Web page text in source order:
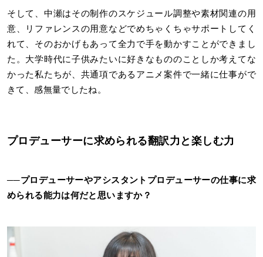
そして、中瀬はその制作のスケジュール調整や素材関連の用
意、リファレンスの用意などでめちゃくちゃサポートしてく
れて、そのおかげもあって全力で手を動かすことができまし
た。大学時代に子供みたいに好きなもののことしか考えてな
かった私たちが、共通項であるアニメ案件で一緒に仕事がで
きて、感無量でしたね。
プロデューサーに求められる翻訳力と楽しむ力
──プロデューサーやアシスタントプロデューサーの仕事に求
められる能力は何だと思いますか？